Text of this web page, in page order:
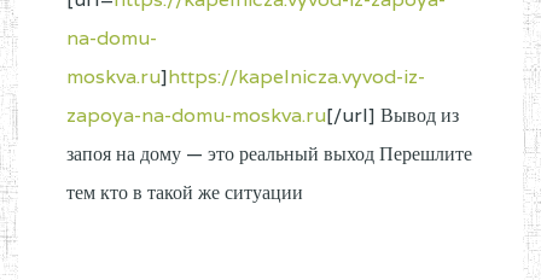
na-domu-
moskva.ru]https://kapelnicza.vyvod-iz-
zapoya-na-domu-moskva.ru[/url] Вывод из
запоя на дому — это реальный выход Перешлите
тем кто в такой же ситуации